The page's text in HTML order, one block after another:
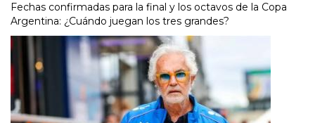
Fechas confirmadas para la final y los octavos de la Copa
Argentina: ¿Cuándo juegan los tres grandes?